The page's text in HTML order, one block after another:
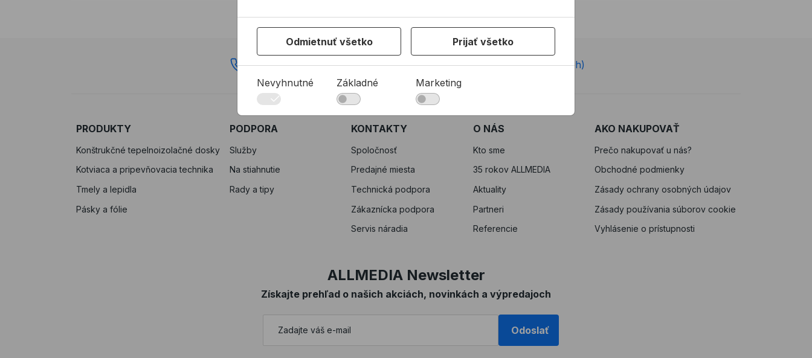
02 623 10 920 allmedia@allmedia.sk allmediasro (po-ne 7-22 h)
PRODUKTY
Konštrukčné tepelnoizolačné dosky
Kotviaca a pripevňovacia technika
Tmely a lepidla
Pásky a fólie
PODPORA
Služby
Na stiahnutie
Rady a tipy
KONTAKTY
Spoločnosť
Predajné miesta
Technická podpora
Zákaznícka podpora
Servis náradia
O NÁS
Kto sme
35 rokov ALLMEDIA
Aktuality
Partneri
Referencie
AKO NAKUPOVAŤ
Prečo nakupovať u nás?
Obchodné podmienky
Zásady ochrany osobných údajov
Zásady používania súborov cookie
Vyhlásenie o prístupnosti
ALLMEDIA Newsletter
Získajte prehľad o našich akciách, novinkách a výpredajoch
Odoslať
Odmietnuť všetko Prijať všetko
Nevyhnutné Základné Marketing